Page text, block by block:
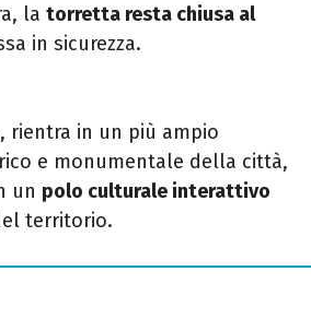
la torretta resta chiusa al
in sicurezza.
rientra in un più ampio
e monumentale della città,
un polo culturale interattivo
territorio.